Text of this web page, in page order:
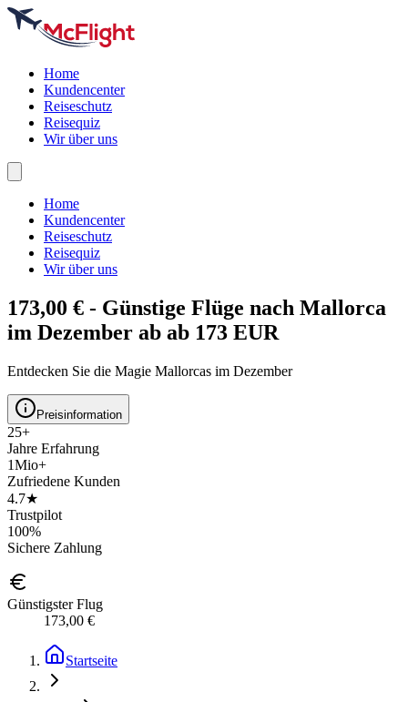
Home
Kundencenter
Reiseschutz
Reisequiz
Wir über uns
Home
Kundencenter
Reiseschutz
Reisequiz
Wir über uns
173,00 € - Günstige Flüge nach Mallorca
im Dezember ab ab 173 EUR
Entdecken Sie die Magie Mallorcas im Dezember
Preisinformation
25+
Jahre Erfahrung
1Mio+
Zufriedene Kunden
4.7★
Trustpilot
100%
Sichere Zahlung
Günstigster Flug
173,00 €
Startseite